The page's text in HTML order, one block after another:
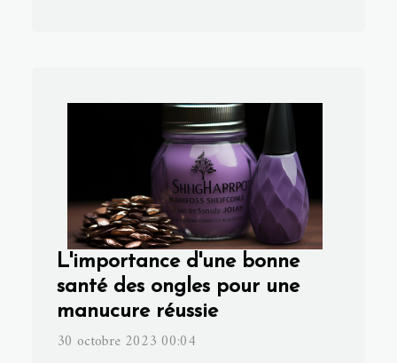
L'importance d'une bonne
santé des ongles pour une
manucure réussie
30 octobre 2023 00:04